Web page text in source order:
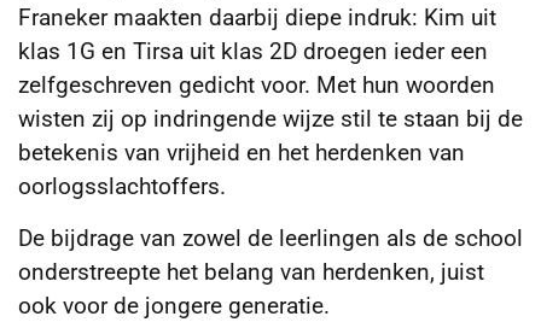
Franeker maakten daarbij diepe indruk: Kim uit
klas 1G en Tirsa uit klas 2D droegen ieder een
zelfgeschreven gedicht voor. Met hun woorden
wisten zij op indringende wijze stil te staan bij de
betekenis van vrijheid en het herdenken van
oorlogsslachtoffers.
De bijdrage van zowel de leerlingen als de school
onderstreepte het belang van herdenken, juist
ook voor de jongere generatie.